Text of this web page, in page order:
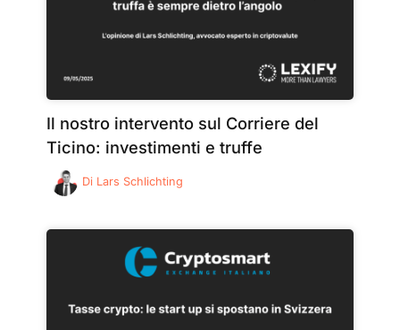
Il nostro intervento sul Corriere del
Ticino: investimenti e truffe
Di Lars Schlichting